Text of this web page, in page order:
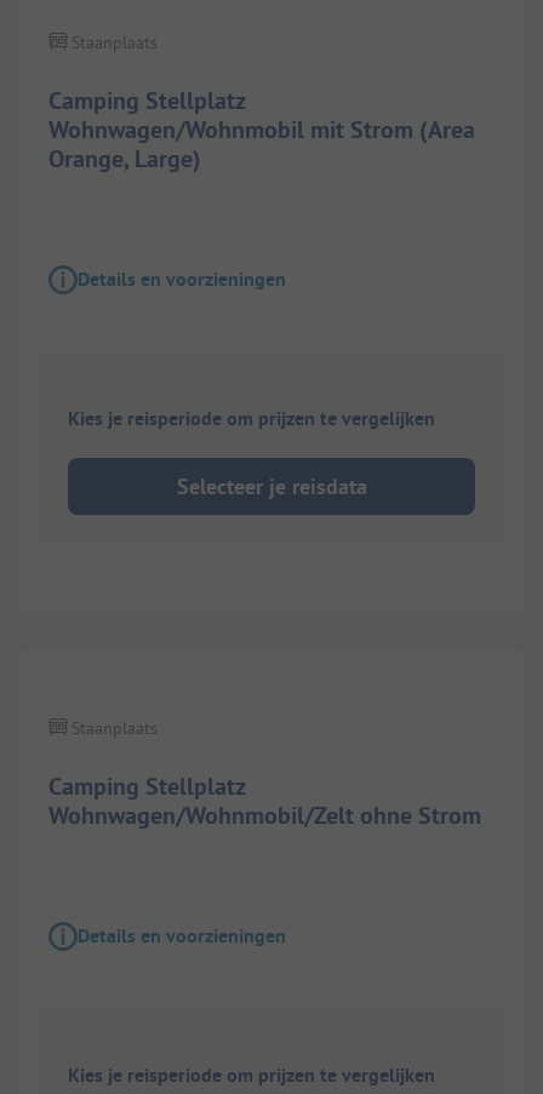
Camping Stellplatz
Wohnwagen/Wohnmobil mit Strom (Area
Orange, Large)
Staanplaats
Details en voorzieningen
Kies je reisperiode om prijzen te vergelijken
Selecteer je reisdata
Camping Stellplatz
Wohnwagen/Wohnmobil/Zelt ohne Strom
Staanplaats
Details en voorzieningen
Kies je reisperiode om prijzen te vergelijken